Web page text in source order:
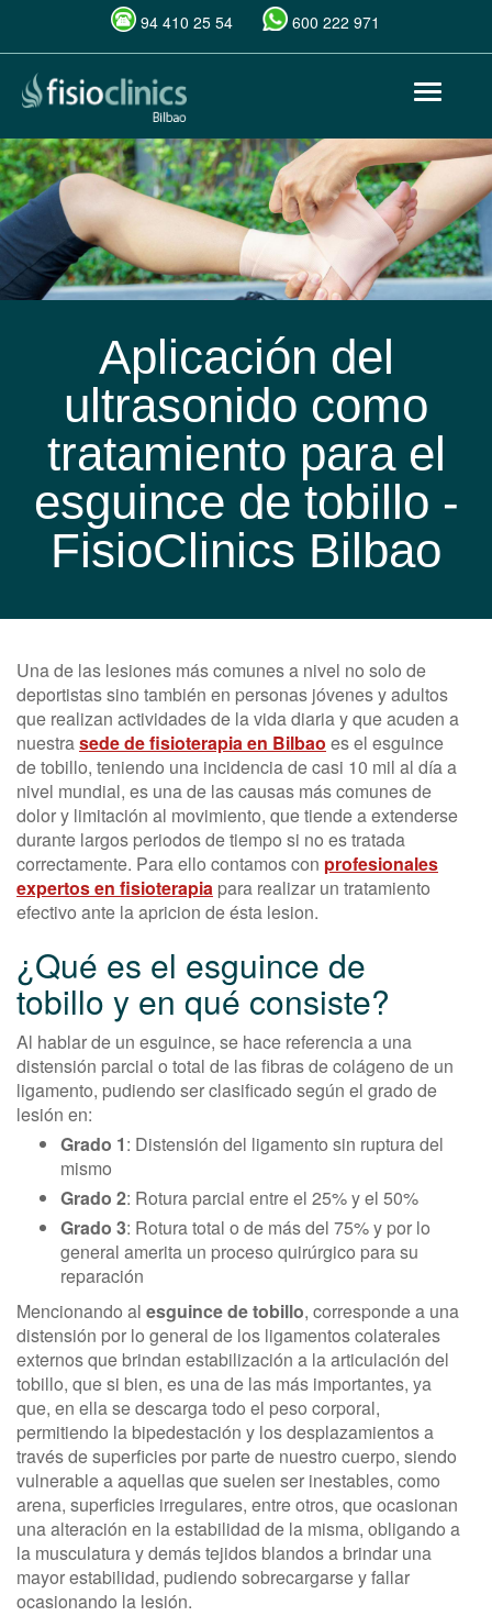
Pasar
contenido
principal
94 410 25 54 600 222 971
Toggle
Aplicación del
ultrasonido como
tratamiento para el
esguince de tobillo -
FisioClinics Bilbao
Una de las lesiones más comunes a nivel no solo de
deportistas sino también en personas jóvenes y adultos
que realizan actividades de la vida diaria y que acuden a
nuestrasede de fisioterapia en Bilbao es el esguince
de tobillo, teniendo una incidencia de casi 10 mil al día a
nivel mundial, es una de las causas más comunes de
dolor y limitación al movimiento, que tiende a extenderse
durante largos periodos de tiempo si no es tratada
correctamente. Para ello contamos con profesionales
expertos en fisioterapia para realizar un tratamiento
efectivo ante la apricion de ésta lesion.
¿Qué es el esguince de
tobillo y en qué consiste?
Al hablar de un esguince, se hace referencia a una
distensión parcial o total de las fibras de colágeno de un
ligamento, pudiendo ser clasificado según el grado de
lesión en:
Grado 1: Distensión del ligamento sin ruptura del
mismo
Grado 2: Rotura parcial entre el 25% y el 50%
Grado 3: Rotura total o de más del 75% y por lo
general amerita un proceso quirúrgico para su
reparación
Mencionando al esguince de tobillo, corresponde a una
distensión por lo general de los ligamentos colaterales
externos que brindan estabilización a la articulación del
tobillo, que si bien, es una de las más importantes, ya
que, en ella se descarga todo el peso corporal,
permitiendo la bipedestación y los desplazamientos a
través de superficies por parte de nuestro cuerpo, siendo
vulnerable a aquellas que suelen ser inestables, como
arena, superficies irregulares, entre otros, que ocasionan
una alteración en la estabilidad de la misma, obligando a
la musculatura y demás tejidos blandos a brindar una
mayor estabilidad, pudiendo sobrecargarse y fallar
ocasionando la lesión.